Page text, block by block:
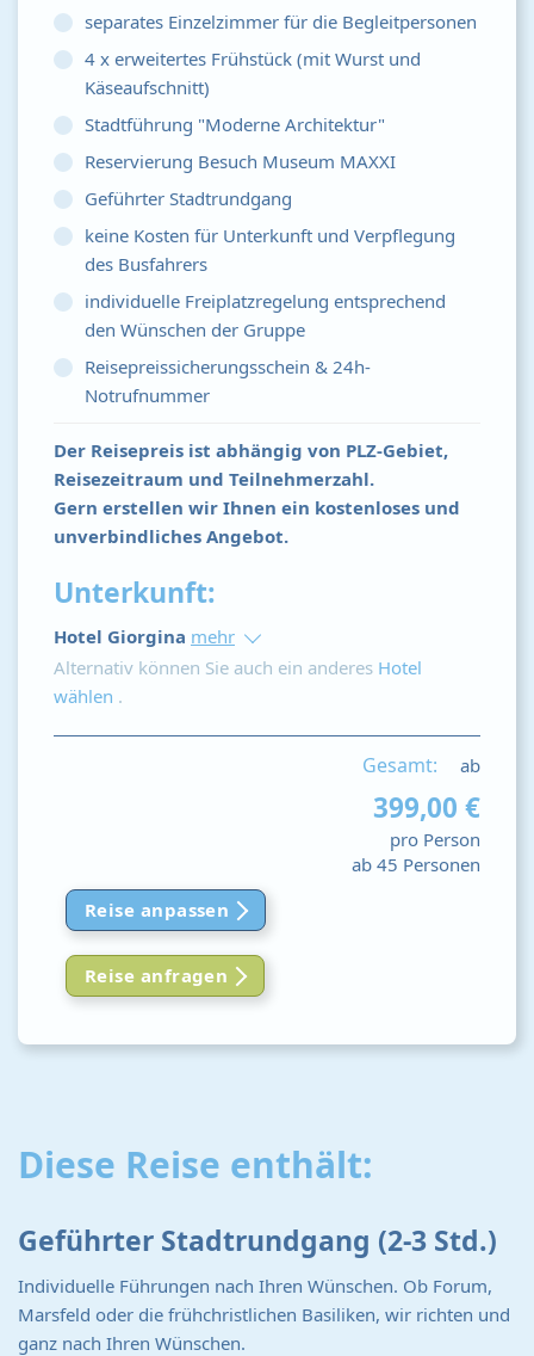
separates Einzelzimmer für die Begleitpersonen
4 x erweitertes Frühstück (mit Wurst und
Käseaufschnitt)
Stadtführung "Moderne Architektur"
Reservierung Besuch Museum MAXXI
Geführter Stadtrundgang
keine Kosten für Unterkunft und Verpflegung
des Busfahrers
individuelle Freiplatzregelung entsprechend
den Wünschen der Gruppe
Reisepreissicherungsschein & 24h-
Notrufnummer
Der Reisepreis ist abhängig von PLZ-Gebiet,
Reisezeitraum und Teilnehmerzahl.
Gern erstellen wir Ihnen ein kostenloses und
unverbindliches Angebot.
Unterkunft:
Hotel Giorgina mehr
Alternativ können Sie auch ein anderes Hotel
wählen .
Gesamt: ab
399,00 €
pro Person
ab 45 Personen
Reise anpassen
Reise anfragen
Diese Reise enthält:
Geführter Stadtrundgang (2-3 Std.)
Individuelle Führungen nach Ihren Wünschen. Ob Forum,
Marsfeld oder die frühchristlichen Basiliken, wir richten und
ganz nach Ihren Wünschen.